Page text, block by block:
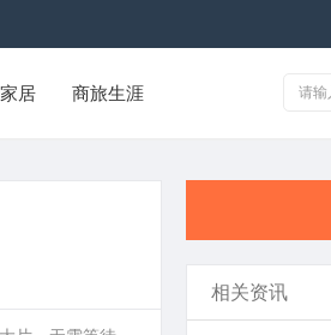
居 商旅生涯
相关资讯